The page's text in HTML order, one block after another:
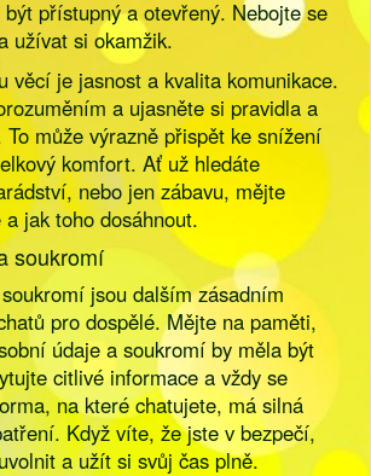
přístupný a otevřený. Nebojte se
užívat si okamžik.
věcí je jasnost a kvalita komunikace.
a ujasněte si pravidla a
To může výrazně přispět ke snížení
komfort. Ať už hledáte
nebo jen zábavu, mějte
jak toho dosáhnout.
soukromí
jsou dalším zásadním
pro dospělé. Mějte na paměti,
údaje a soukromí by měla být
citlivé informace a vždy se
na které chatujete, má silná
Když víte, že jste v bezpečí,
a užít si svůj čas plně.